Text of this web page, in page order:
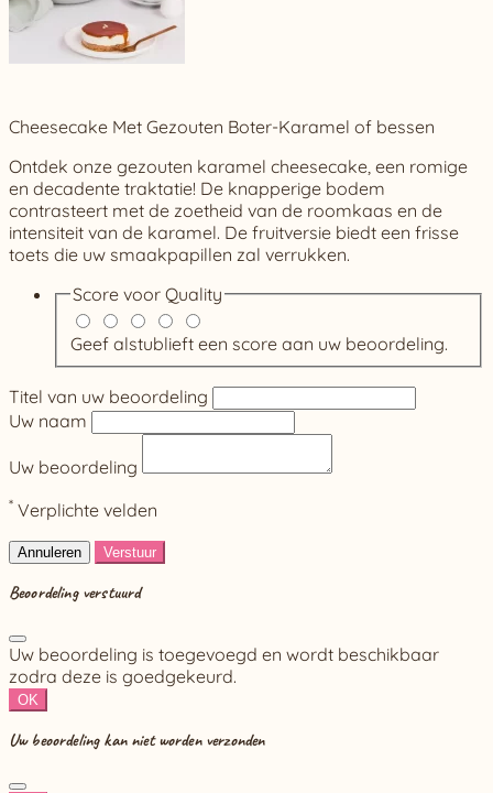
Cheesecake Met Gezouten Boter-Karamel of bessen
Ontdek onze gezouten karamel cheesecake, een romige
en decadente traktatie! De knapperige bodem
contrasteert met de zoetheid van de roomkaas en de
intensiteit van de karamel. De fruitversie biedt een frisse
toets die uw smaakpapillen zal verrukken.
Score voor Quality
Geef alstublieft een score aan uw beoordeling.
Titel van uw beoordeling
Uw naam
Uw beoordeling
* Verplichte velden
Annuleren Verstuur
Beoordeling verstuurd
Uw beoordeling is toegevoegd en wordt beschikbaar
zodra deze is goedgekeurd.
OK
Uw beoordeling kan niet worden verzonden